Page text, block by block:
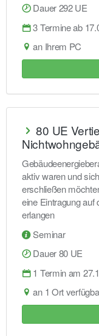
Dauer 292 UE
3 Termine ab
an Ihrem PC
80 UE
aktiv waren und
erschließen
eine Eintragung auf
erlangen
Seminar
Dauer 80 UE
1 Termin am
an 1 Ort